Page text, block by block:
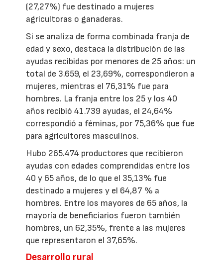
(27,27%) fue destinado a mujeres
agricultoras o ganaderas.
Si se analiza de forma combinada franja de
edad y sexo, destaca la distribución de las
ayudas recibidas por menores de 25 años: un
total de 3.659, el 23,69%, correspondieron a
mujeres, mientras el 76,31% fue para
hombres. La franja entre los 25 y los 40
años recibió 41.739 ayudas, el 24,64%
correspondió a féminas, por 75,36% que fue
para agricultores masculinos.
Hubo 265.474 productores que recibieron
ayudas con edades comprendidas entre los
40 y 65 años, de lo que el 35,13% fue
destinado a mujeres y el 64,87 % a
hombres. Entre los mayores de 65 años, la
mayoría de beneficiarios fueron también
hombres, un 62,35%, frente a las mujeres
que representaron el 37,65%.
Desarrollo rural